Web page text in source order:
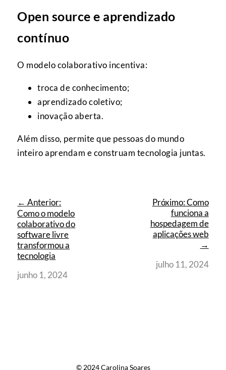
Open source e aprendizado
contínuo
O modelo colaborativo incentiva:
troca de conhecimento;
aprendizado coletivo;
inovação aberta.
Além disso, permite que pessoas do mundo
inteiro aprendam e construam tecnologia juntas.
← Anterior:
Como o modelo
colaborativo do
software livre
transformou a
tecnologia
junho 1, 2024
Próximo: Como
funciona a
hospedagem de
aplicações web
→
julho 11, 2024
© 2024 Carolina Soares